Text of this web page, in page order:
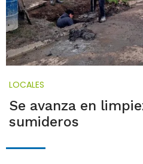
LOCALES
Se avanza en
sumideros